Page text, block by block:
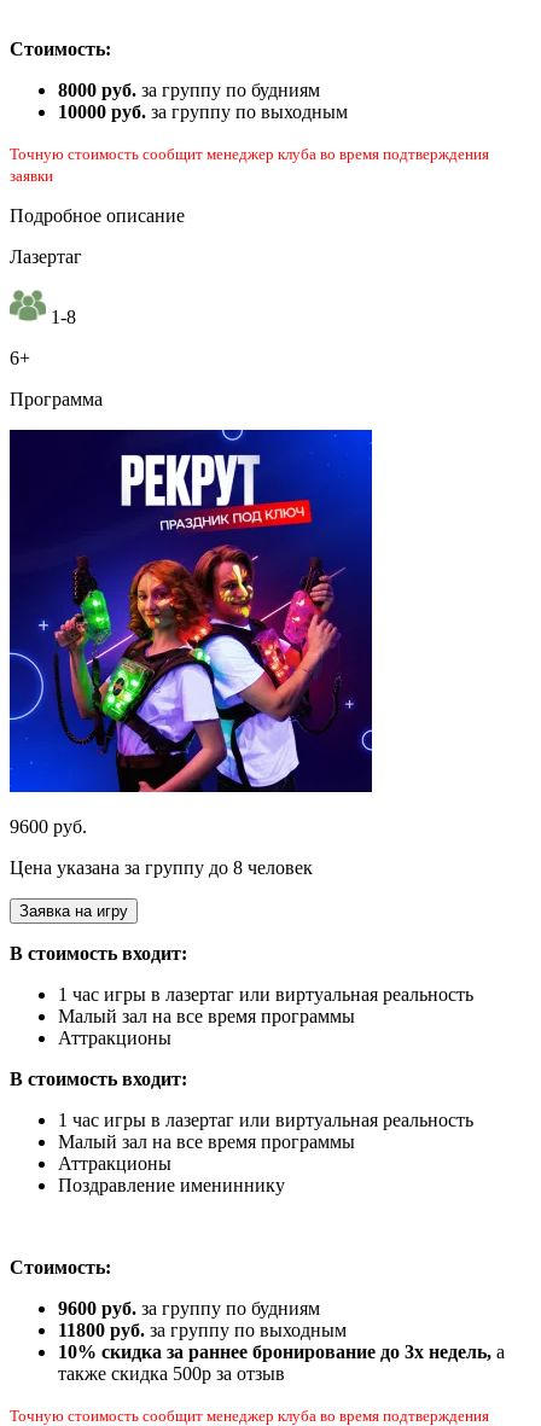
Стоимость:
8000 руб. за группу по будниям
10000 руб. за группу по выходным
Точную стоимость сообщит менеджер клуба во время подтверждения
заявки
Подробное описание
Лазертаг
1-8
6+
Программа
9600 руб.
Цена указана за группу до 8 человек
Заявка на игру
В стоимость входит:
1 час игры в лазертаг или виртуальная реальность
Малый зал на все время программы
Аттракционы
В стоимость входит:
1 час игры в лазертаг или виртуальная реальность
Малый зал на все время программы
Аттракционы
Поздравление имениннику
Стоимость:
9600 руб. за группу по будниям
11800 руб. за группу по выходным
10% скидка за раннее бронирование до 3х недель, а
также скидка 500р за отзыв
Точную стоимость сообщит менеджер клуба во время подтверждения